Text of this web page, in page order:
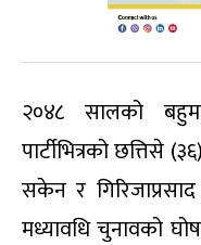
२०४८ सालको
पार्टीभित्रको छत्तिसे
सकेन र
मध्यावधि चुनावको